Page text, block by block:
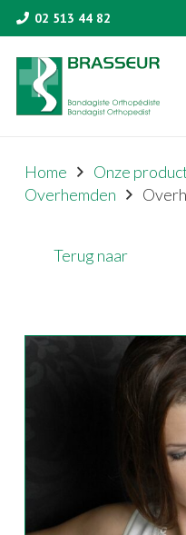
02 513 44 82
Home Onze
Overhemden
Terug naar